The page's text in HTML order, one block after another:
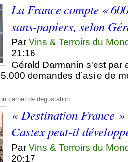
La France compte «
sans-papiers, selon
ParVins & Terroirs du
21:16
Gérald Darmanin s'est par
demandes d’asile de
carnet de dégustation
« Destination France
Castex peut-il
ParVins & Terroirs du
20:17